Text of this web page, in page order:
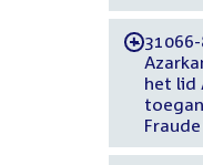
-
het lid